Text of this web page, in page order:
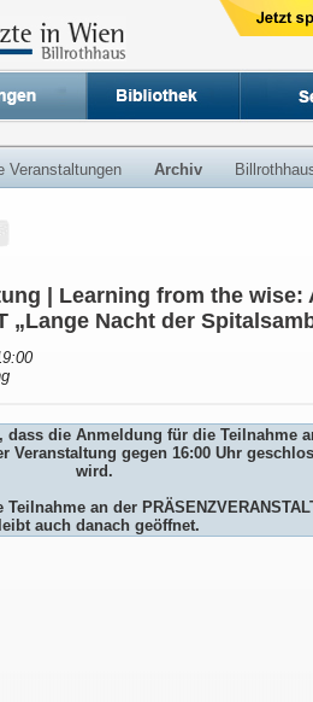
Veranstaltungen Archiv
| Learning from the wise:
„Lange Nacht der
dass die Anmeldung für die Teilnahme
Veranstaltung gegen 16:00 Uhr
wird.
an der
auch danach geöffnet.